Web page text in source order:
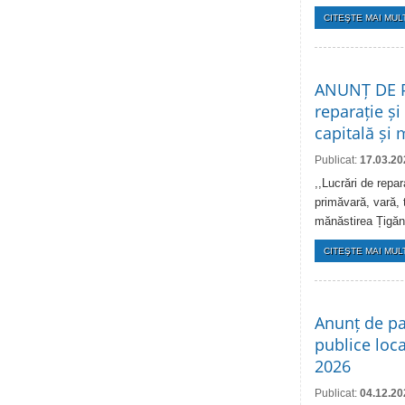
CITEŞTE MAI
ANUNȚ DE
reparație și
capitală și
Publicat:
,,Lucrări de
primăvară, vară,
mănăstirea
CITEŞTE MAI
Anunț de
publice
2026
Publicat: